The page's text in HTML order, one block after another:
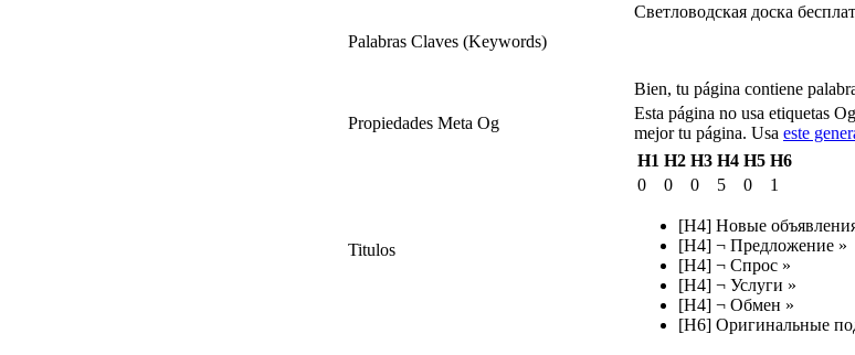
Palabras Claves (Keywords)
Светловодская доска
Bien, tu página contiene
Propiedades Meta Og
Esta página no usa etiquetas
mejor tu página. Usa este
Titulos
H1 H2 H3 H4 H5 H6
0
0 0 5 0 1
[H4] Новые
[H4] ¬ Предложение »
[H4] ¬ Спрос »
[H4] ¬ Услуги »
[H4] ¬ Обмен »
[H6] Оригинальные